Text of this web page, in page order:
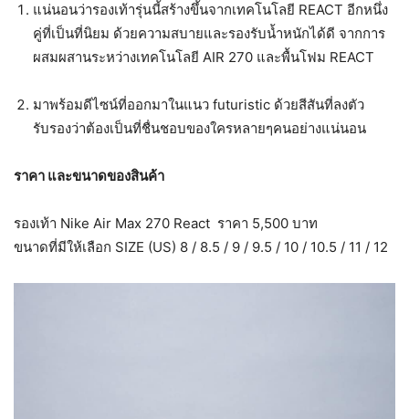
แน่นอนว่ารองเท้ารุ่นนี้สร้างขึ้นจากเทคโนโลยี REACT อีกหนึ่ง
คู่ที่เป็นที่นิยม ด้วยความสบายและรองรับน้ำหนักได้ดี จากการ
ผสมผสานระหว่างเทคโนโลยี AIR 270 และพื้นโฟม REACT
มาพร้อมดีไซน์ที่ออกมาในแนว futuristic ด้วยสีสันที่ลงตัว
รับรองว่าต้องเป็นที่ชื่นชอบของใครหลายๆคนอย่างแน่นอน
ราคา และขนาดของสินค้า
รองเท้า Nike Air Max 270 React ราคา 5,500 บาท
ขนาดที่มีให้เลือก SIZE (US) 8 / 8.5 / 9 / 9.5 / 10 / 10.5 / 11 / 12